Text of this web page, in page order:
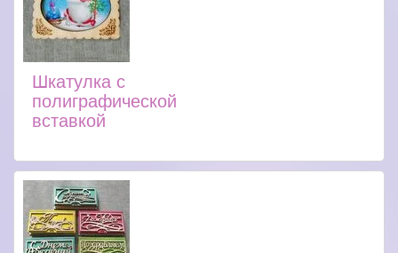
Шкатулка с
полиграфической
вставкой